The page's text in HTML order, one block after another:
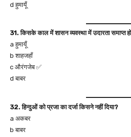
d हुमायूँ
31. किसके काल में शासन व्यवस्था में उदारता समाप्त
a हुमायूँ
b शाहजहाँ
c औरंगजेब ✅
d बाबर
32. हिन्दुओं को प्रजा का दर्जा किसने नहीं दिया?
a अकबर
b बाबर